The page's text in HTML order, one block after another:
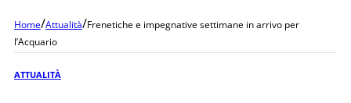
Home/Attualità/Frenetiche e impegnative settimane in arrivo per
l’Acquario
ATTUALITÀ